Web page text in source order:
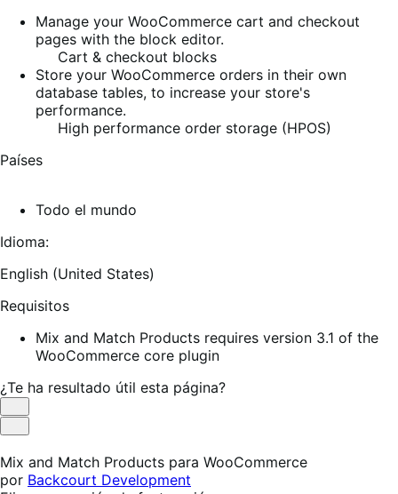
Manage your WooCommerce cart and checkout
pages with the block editor.
Cart & checkout blocks
Store your WooCommerce orders in their own
database tables, to increase your store's
performance.
High performance order storage (HPOS)
Países
Todo el mundo
Idioma:
English (United States)
Requisitos
Mix and Match Products requires version 3.1 of the
WooCommerce core plugin
¿Te ha resultado útil esta página?
Es
útil
No
útil
Mix and Match Products para WooCommerce
por Backcourt Development